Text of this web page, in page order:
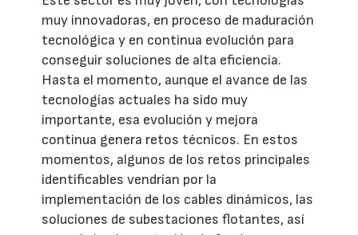
muy innovadoras, en proceso de maduración
tecnológica y en continua evolución para
conseguir soluciones de alta eficiencia.
Hasta el momento, aunque el avance de las
tecnologías actuales ha sido muy
importante, esa evolución y mejora
continua genera retos técnicos. En estos
momentos, algunos de los retos principales
identificables vendrían por la
implementación de los cables dinámicos, las
soluciones de subestaciones flotantes, así